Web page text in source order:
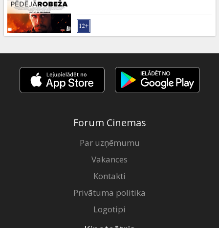
Forum Cinemas
Par uzņēmumu
Vakances
Kontakti
Privātuma politika
Logotipi